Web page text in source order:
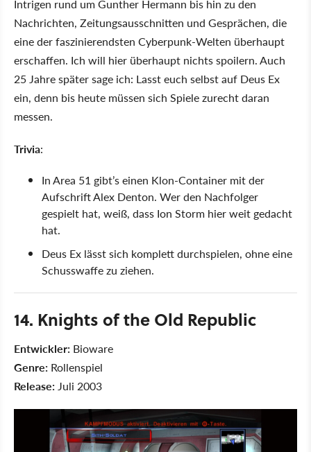
Intrigen rund um Gunther Hermann bis hin zu den
Nachrichten, Zeitungsausschnitten und Gesprächen, die
eine der faszinierendsten Cyberpunk-Welten überhaupt
erschaffen. Ich will hier überhaupt nichts spoilern. Auch
25 Jahre später sage ich: Lasst euch selbst auf Deus Ex
ein, denn bis heute müssen sich Spiele zurecht daran
messen.
Trivia:
In Area 51 gibt’s einen Klon-Container mit der
Aufschrift Alex Denton. Wer den Nachfolger
gespielt hat, weiß, dass Ion Storm hier weit gedacht
hat.
Deus Ex lässt sich komplett durchspielen, ohne eine
Schusswaffe zu ziehen.
14. Knights of the Old Republic
Entwickler: Bioware
Genre: Rollenspiel
Release: Juli 2003